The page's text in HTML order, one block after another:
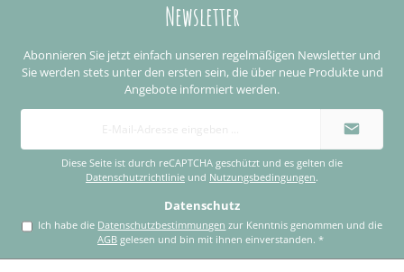
Newsletter
Abonnieren Sie jetzt einfach unseren regelmäßigen Newsletter und
Sie werden stets unter den ersten sein, die über neue Produkte und
Angebote informiert werden.
E-
Adresse
Diese Seite ist durch reCAPTCHA geschützt und es gelten die
Datenschutzrichtlinie und Nutzungsbedingungen.
Datenschutz
Ich habe die Datenschutzbestimmungen
AGB gelesen und bin mit ihnen einverstanden.*